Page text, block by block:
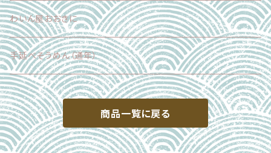
わいん屋おおきに
手延べそうめん（通年）
商品一覧に戻る